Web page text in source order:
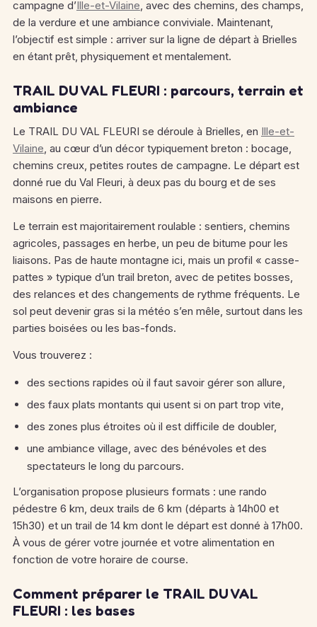
campagne d’Ille-et-Vilaine, avec des chemins, des champs,
de la verdure et une ambiance conviviale. Maintenant,
l’objectif est simple : arriver sur la ligne de départ à Brielles
en étant prêt, physiquement et mentalement.
TRAIL DU VAL FLEURI : parcours, terrain et
ambiance
Le TRAIL DU VAL FLEURI se déroule à Brielles, en Ille-et-
Vilaine, au cœur d’un décor typiquement breton : bocage,
chemins creux, petites routes de campagne. Le départ est
donné rue du Val Fleuri, à deux pas du bourg et de ses
maisons en pierre.
Le terrain est majoritairement roulable : sentiers, chemins
agricoles, passages en herbe, un peu de bitume pour les
liaisons. Pas de haute montagne ici, mais un profil « casse-
pattes » typique d’un trail breton, avec de petites bosses,
des relances et des changements de rythme fréquents. Le
sol peut devenir gras si la météo s’en mêle, surtout dans les
parties boisées ou les bas-fonds.
Vous trouverez :
des sections rapides où il faut savoir gérer son allure,
des faux plats montants qui usent si on part trop vite,
des zones plus étroites où il est difficile de doubler,
une ambiance village, avec des bénévoles et des
spectateurs le long du parcours.
L’organisation propose plusieurs formats : une rando
pédestre 6 km, deux trails de 6 km (départs à 14h00 et
15h30) et un trail de 14 km dont le départ est donné à 17h00.
À vous de gérer votre journée et votre alimentation en
fonction de votre horaire de course.
Comment préparer le TRAIL DU VAL
FLEURI : les bases